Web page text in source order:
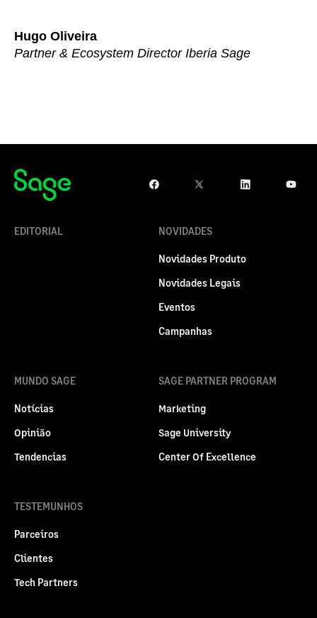
Hugo Oliveira
Partner & Ecosystem Director Iberia Sage
EDITORIAL NOVIDADES
Novidades Produto
Novidades Legais
Eventos
Campanhas
MUNDO SAGE
Notícias
Opinião
Tendencias
SAGE PARTNER PROGRAM
Marketing
Sage University
Center Of Excellence
TESTEMUNHOS
Parceiros
Clientes
Tech Partners